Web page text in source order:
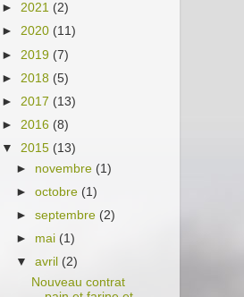
► 2021 (2)
► 2020 (11)
► 2019 (7)
► 2018 (5)
► 2017 (13)
► 2016 (8)
▼ 2015 (13)
► novembre (1)
►octobre (1)
►septembre (2)
► mai (1)
▼avril (2)
Nouveau contrat